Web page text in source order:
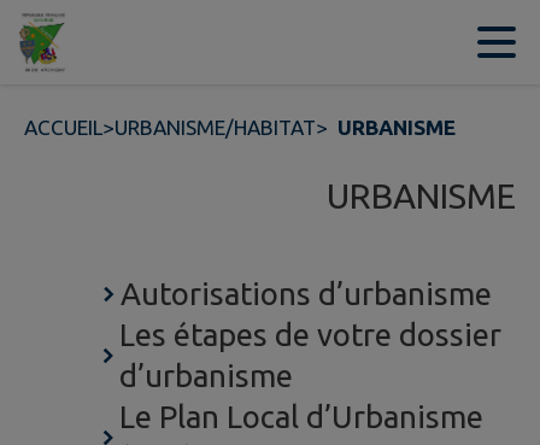
Contenu
ACCUEIL>URBANISME/HABITAT> URBANISME
URBANISME
Autorisations d’urbanisme
Les étapes de votre dossier
d’urbanisme
Le Plan Local d’Urbanisme